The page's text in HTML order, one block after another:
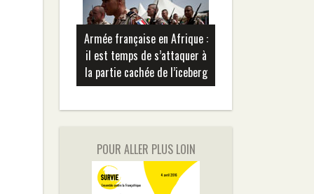
Armée française en Afrique :
il est temps de s’attaquer à
la partie cachée de l’iceberg
POUR ALLER PLUS LOIN